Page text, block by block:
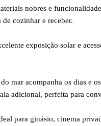
nobres e
cozinhar e receber.
exposição solar e
acompanha os dias e
adicional, perfeita para
para ginásio, cinema